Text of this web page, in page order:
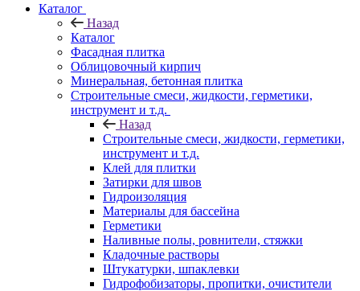
Каталог
Назад
Каталог
Фасадная плитка
Облицовочный кирпич
Минеральная, бетонная плитка
Строительные смеси, жидкости, герметики,
инструмент и т.д.
Назад
Строительные смеси, жидкости, герметики,
инструмент и т.д.
Клей для плитки
Затирки для швов
Гидроизоляция
Материалы для бассейна
Герметики
Наливные полы, ровнители, стяжки
Кладочные растворы
Штукатурки, шпаклевки
Гидрофобизаторы, пропитки, очистители